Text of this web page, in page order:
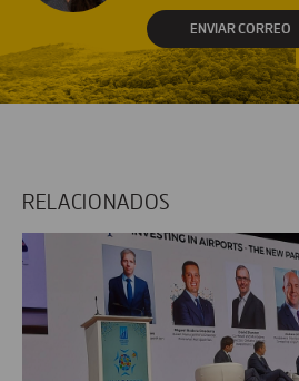
ENVIAR CORREO
RELACIONADOS